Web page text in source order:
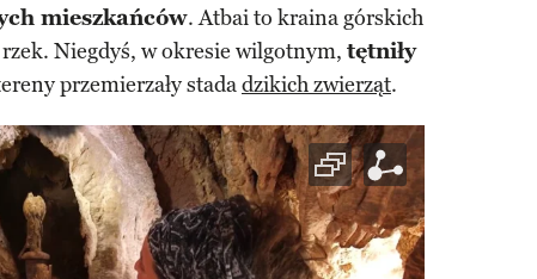
mieszkańców. Atbai to kraina górskich
Niegdyś, w okresie wilgotnym, tętniły
przemierzały stadadzikich zwierząt.